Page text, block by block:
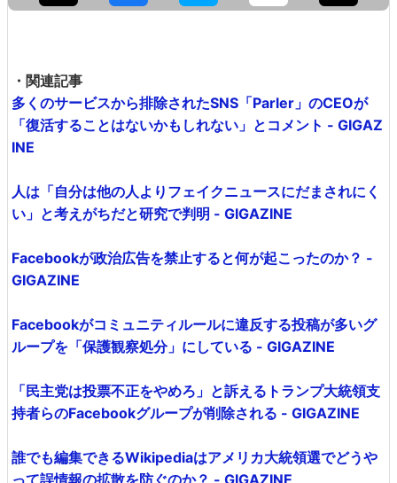
・関連記事
多くのサービスから排除されたSNS「Parler」のCEOが
「復活することはないかもしれない」とコメント - GIGAZ
INE
人は「自分は他の人よりフェイクニュースにだまされにく
い」と考えがちだと研究で判明 - GIGAZINE
Facebookが政治広告を禁止すると何が起こったのか？ -
GIGAZINE
Facebookがコミュニティルールに違反する投稿が多いグ
ループを「保護観察処分」にしている - GIGAZINE
「民主党は投票不正をやめろ」と訴えるトランプ大統領支
持者らのFacebookグループが削除される - GIGAZINE
誰でも編集できるWikipediaはアメリカ大統領選でどうや
って誤情報の拡散を防ぐのか？ - GIGAZINE